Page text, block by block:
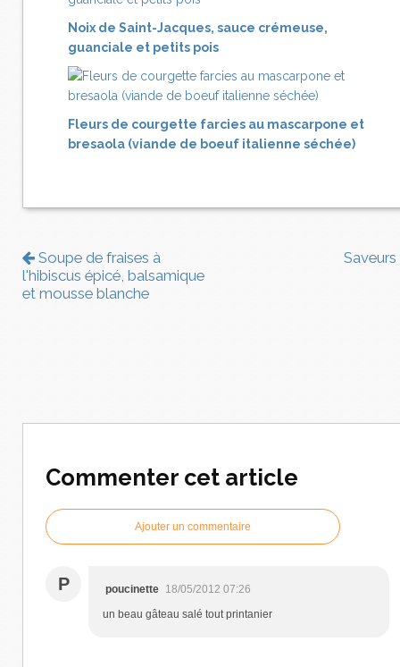
Noix de Saint-Jacques, sauce crémeuse,
guanciale et petits pois
Fleurs de courgette farcies au mascarpone et
bresaola (viande de boeuf italienne séchée)
Soupe de fraises à
l'hibiscus épicé, balsamique
et mousse blanche
Saveurs
Commenter cet article
Ajouter un commentaire
P poucinette 18/05/2012 07:26
un beau gâteau salé tout printanier